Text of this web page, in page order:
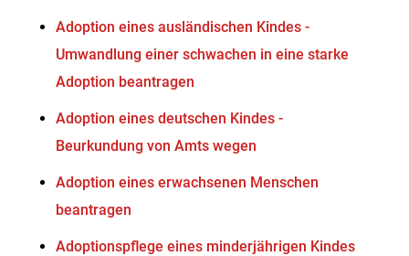
Adoption eines ausländischen Kindes -
Umwandlung einer schwachen in eine starke
Adoption beantragen
Adoption eines deutschen Kindes -
Beurkundung von Amts wegen
Adoption eines erwachsenen Menschen
beantragen
Adoptionspflege eines minderjährigen Kindes